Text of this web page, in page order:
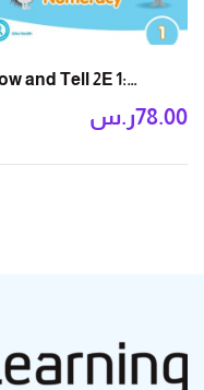
and Tell 2E 1:
ر.س78.00